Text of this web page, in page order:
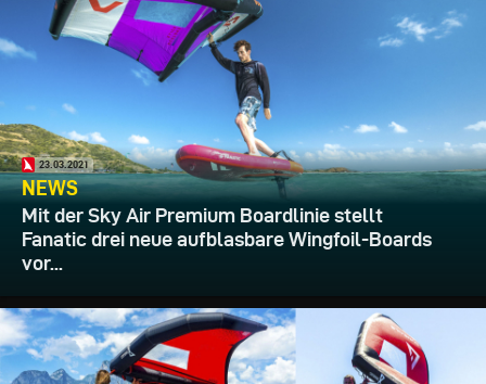
23.03.2021
NEWS
Mit der Sky Air Premium Boardlinie stellt
Fanatic drei neue aufblasbare Wingfoil-Boards
vor...